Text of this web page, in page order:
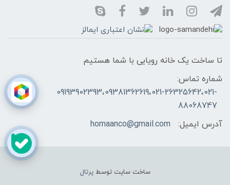
تا ساخت یک خانه رویایی با شما هستیم
شماره تماس:
09193902393،09381362619،021-26325642،021-
88068747
آدرس ایمیل:
homaanco@gmail.com
ساخت سایت توسطپرتال